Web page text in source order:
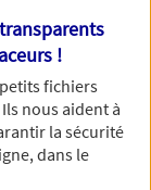
!
fichiers
Ils nous aident à
la sécurité
dans le